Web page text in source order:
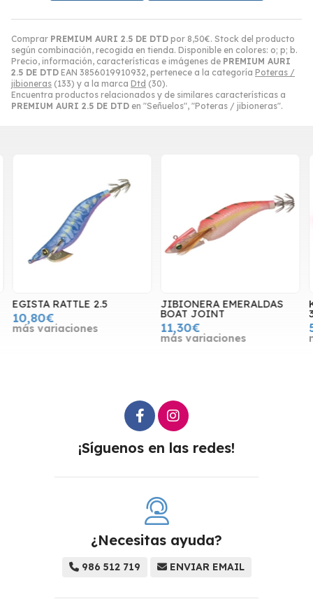
Comprar PREMIUM AURI 2.5 DE DTD por 8,50€. Stock del producto
según combinación, recogida en tienda. Disponible en colores: o; p; b.
Precio, información, características e imágenes de PREMIUM AURI
2.5 DE DTD EAN 3856019910932, pertenece a la categoría Poteras /
jibioneras (133) y a la marca Dtd (30).
Encuentra productos relacionados y de similares características a
PREMIUM AURI 2.5 DE DTD en "Señuelos", "Poteras / jibioneras".
EGISTA RATTLE 2.5
10,80€
más variaciones
JIBIONERA EMERALDAS
BOAT JOINT
11,30€
más variaciones
¡Síguenos en las redes!
¿Necesitas ayuda?
986 512 719 ENVIAR EMAIL